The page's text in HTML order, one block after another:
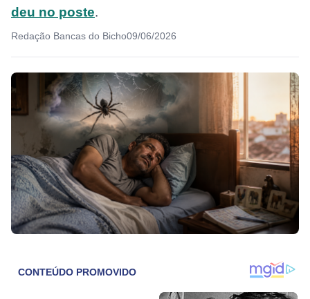
deu no poste.
Redação Bancas do Bicho09/06/2026